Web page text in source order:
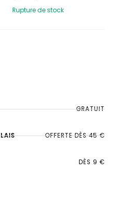
Rupture de stock
GRATUIT
OFFERTE DÈS 45 €
DÈS 9 €